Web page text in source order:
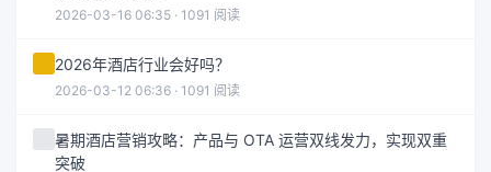
2026-03-16 06:35 · 1091 阅读
2026年酒店行业会好吗？
2026-03-12 06:36 · 1091 阅读
暑期酒店营销攻略：产品与 OTA 运营双线发力，实现双重
突破